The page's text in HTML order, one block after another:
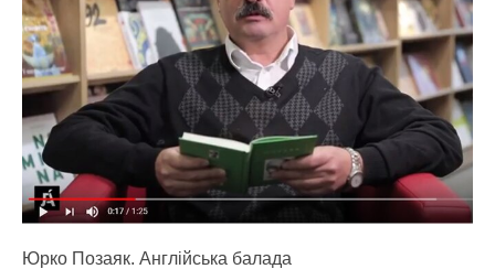
Юрко Позаяк. Англійська балада